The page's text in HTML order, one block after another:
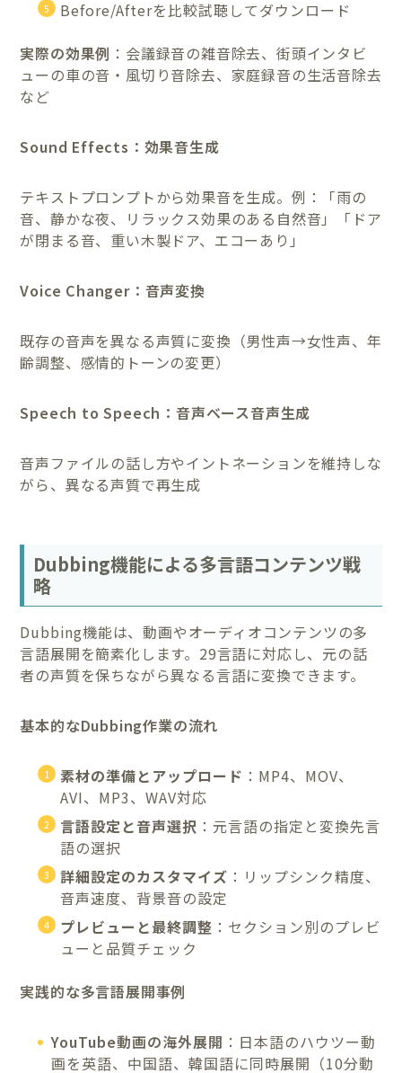
Before/Afterを比較試聴してダウンロード
実際の効果例 ：会議録音の雑音除去、街頭インタビ
ューの車の音・風切り音除去、家庭録音の生活音除去
など
Sound Effects：効果音生成
テキストプロンプトから効果音を生成。例：「雨の
音、静かな夜、リラックス効果のある自然音」「ドア
が閉まる音、重い木製ドア、エコーあり」
Voice Changer：音声変換
既存の音声を異なる声質に変換（男性声→女性声、年
齢調整、感情的トーンの変更）
Speech to Speech：音声ベース音声生成
音声ファイルの話し方やイントネーションを維持しな
がら、異なる声質で再生成
Dubbing機能による多言語コンテンツ戦
略
Dubbing機能は、動画やオーディオコンテンツの多
言語展開を簡素化します。29言語に対応し、元の話
者の声質を保ちながら異なる言語に変換できます。
基本的なDubbing作業の流れ
素材の準備とアップロード ：MP4、MOV、
AVI、MP3、WAV対応
言語設定と音声選択 ：元言語の指定と変換先言
語の選択
詳細設定のカスタマイズ ：リップシンク精度、
音声速度、背景音の設定
プレビューと最終調整 ：セクション別のプレビ
ューと品質チェック
実践的な多言語展開事例
YouTube動画の海外展開 ：日本語のハウツー動
画を英語、中国語、韓国語に同時展開（10分動